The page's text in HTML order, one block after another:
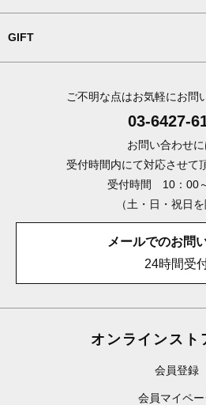
GIFT
ご不明な点はお気軽にお問
03-6427-
お問い合わせに
受付時間内にて対応させて
受付時間 10：00
（土・日・祝日を
メールでのお問
24時間受
オンラインスト
会員登録
会員マイペー